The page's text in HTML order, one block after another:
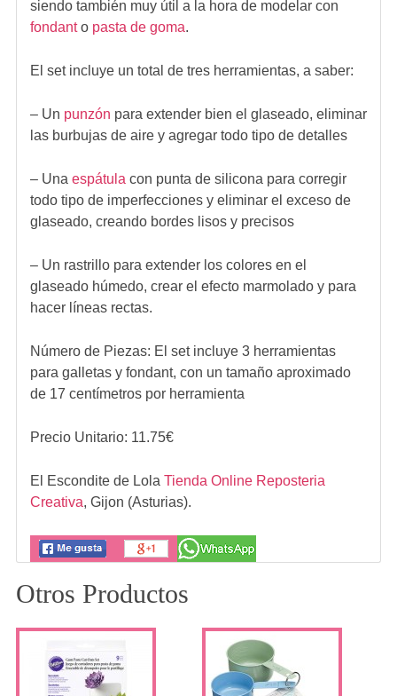
siendo también muy útil a la hora de modelar con
fondanto pasta de goma.
El set incluye un total de tres herramientas, a saber:
– Un punzón para extender bien el glaseado, eliminar
las burbujas de aire y agregar todo tipo de detalles
– Una espátula con punta de silicona para corregir
todo tipo de imperfecciones y eliminar el exceso de
glaseado, creando bordes lisos y precisos
– Un rastrillo para extender los colores en el
glaseado húmedo, crear el efecto marmolado y para
hacer líneas rectas.
Número de Piezas: El set incluye 3 herramientas
para galletas y fondant, con un tamaño aproximado
de 17 centímetros por herramienta
Precio Unitario: 11.75€
El Escondite de Lola Tienda Online Reposteria
Creativa, Gijon (Asturias).
Otros Productos